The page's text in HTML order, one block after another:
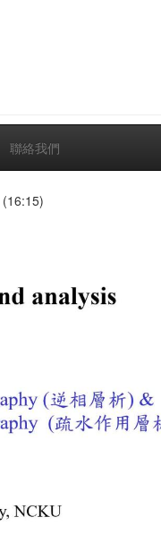
聯絡我們
(16:15)